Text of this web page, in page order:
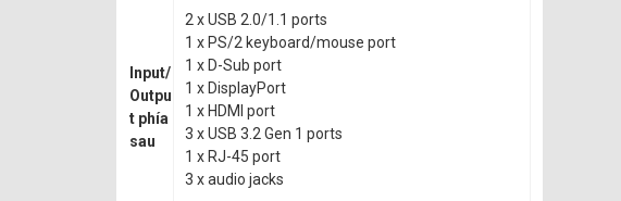
Input/
Outpu
t phía
sau
2 x USB 2.0/1.1 ports
1 x PS/2 keyboard/mouse port
1 x D-Sub port
1 x DisplayPort
1 x HDMI port
3 x USB 3.2 Gen 1 ports
1 x RJ-45 port
3 x audio jacks